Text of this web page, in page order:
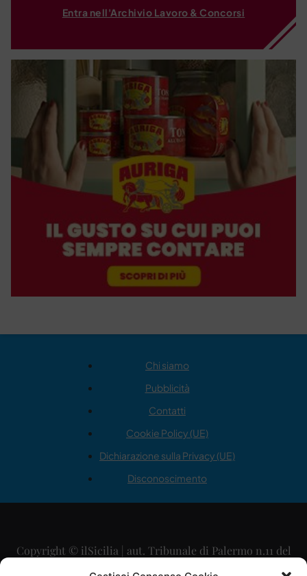
Entra nell'Archivio Lavoro & Concorsi
Chi siamo
Pubblicità
Contatti
Cookie Policy (UE)
Dichiarazione sulla Privacy (UE)
Disconoscimento
Copyright © ilSicilia | aut. Tribunale di Palermo n.11 del
29/09/2015